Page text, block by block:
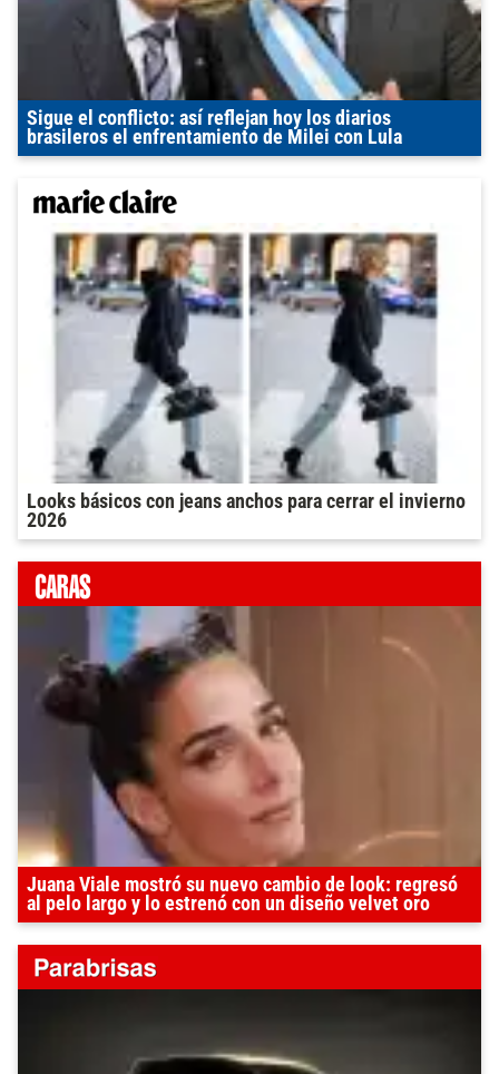
Sigue el conflicto: así reflejan hoy los diarios
brasileros el enfrentamiento de Milei con Lula
Looks básicos con jeans anchos para cerrar el invierno
2026
Juana Viale mostró su nuevo cambio de look: regresó
al pelo largo y lo estrenó con un diseño velvet oro